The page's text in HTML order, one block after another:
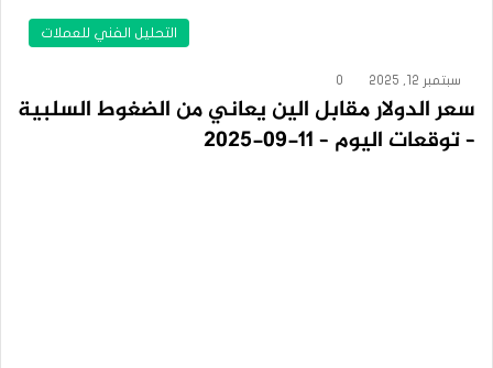
التحليل الفني للعملات
سبتمبر 12, 2025 0
سعر الدولار مقابل الين يعاني من الضغوط السلبية
– توقعات اليوم – 11-09-2025